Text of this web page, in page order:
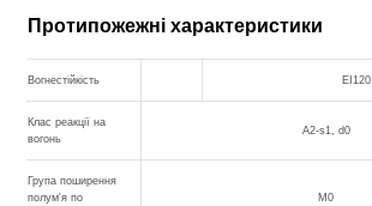
Протипожежні характеристики
Вогнестійкість EI120
Клас реакції на
вогонь
A2-s1, d0
Група поширення
полум'я по
М0